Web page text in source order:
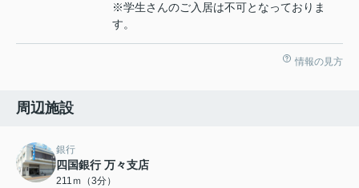
※学生さんのご入居は不可となっておりま
す。
情報の見方
周辺施設
銀行
四国銀行 万々支店
211ｍ（3分）